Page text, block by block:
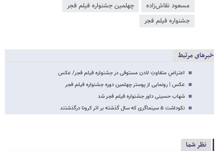
مسعود نقاش‌زاده
چهلمین جشنواره فیلم فجر
جشنواره فیلم فجر
خبرهای مرتبط
اعتراضِ متفاوتِ لادن مستوفی در جشنواره فیلم فجر/ عکس
عکس | رونمایی از پوستر چهلمین دوره جشنواره فیلم فجر
شهاب حسینی داور جشنواره فیلم فجر شد
نکوداشت ۵ سینماگری که سال گذشته بر اثر کرونا درگذشتند
نظر شما